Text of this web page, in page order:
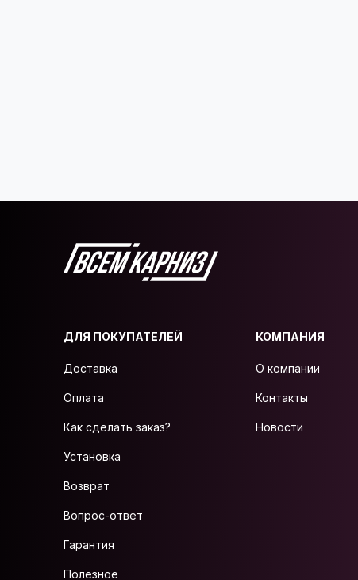
ДЛЯ ПОКУПАТЕЛЕЙ
Доставка
Оплата
Как сделать заказ?
Установка
Возврат
Вопрос-ответ
Гарантия
Полезное
КОМПАНИЯ
О компании
Контакты
Новости